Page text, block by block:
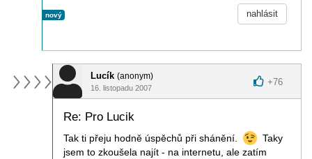
nový nahlásit
Lucík (anonym)
16. listopadu 2007
+76
Re: Pro Lucik
Tak ti přeju hodně úspěchů při shánění.
Taky
jsem to zkoušela najít - na internetu, ale zatím